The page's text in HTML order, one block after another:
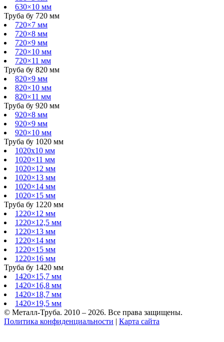
630×10 мм
Труба бу 720 мм
720×7 мм
720×8 мм
720×9 мм
720×10 мм
720×11 мм
Труба бу 820 мм
820×9 мм
820×10 мм
820×11 мм
Труба бу 920 мм
920×8 мм
920×9 мм
920×10 мм
Труба бу 1020 мм
1020х10 мм
1020×11 мм
1020×12 мм
1020×13 мм
1020×14 мм
1020×15 мм
Труба бу 1220 мм
1220×12 мм
1220×12,5 мм
1220×13 мм
1220×14 мм
1220×15 мм
1220×16 мм
Труба бу 1420 мм
1420×15,7 мм
1420×16,8 мм
1420×18,7 мм
1420×19,5 мм
© Металл-Труба. 2010 – 2026. Все права защищены.
Политика конфиденциальности | Карта сайта